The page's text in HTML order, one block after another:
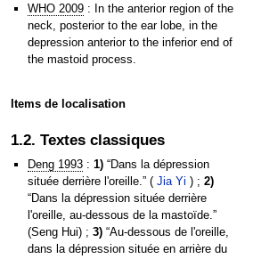
WHO 2009 : In the anterior region of the
neck, posterior to the ear lobe, in the
depression anterior to the inferior end of
the mastoid process.
Items de localisation
1.2. Textes classiques
Deng 1993 :1) “Dans la dépression
située derrière l'oreille.” (Jia Yi ) ;2)
“Dans la dépression située derrière
l'oreille, au-dessous de la mastoïde.”
(Seng Hui) ;3) “Au-dessous de l'oreille,
dans la dépression située en arrière du